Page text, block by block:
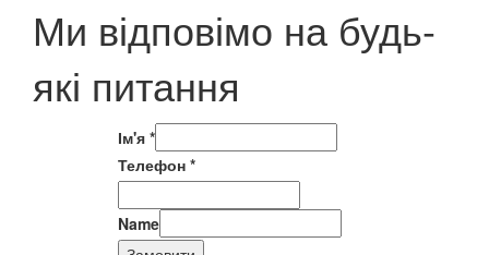
Ми відповімо на будь-
які питання
Ім'я *
Телефон *
Name